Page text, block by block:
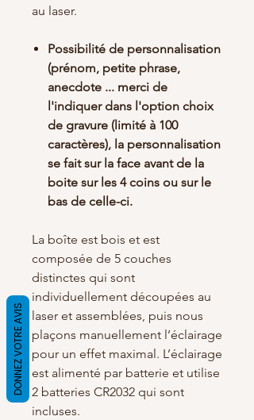
au laser.
Possibilité de personnalisation
(prénom, petite phrase,
anecdote ... merci de
l'indiquer dans l'option choix
de gravure (limité à 100
caractères), la personnalisation
se fait sur la face avant de la
boite sur les 4 coins ou sur le
bas de celle-ci.
La boîte est bois et est
composée de 5 couches
distinctes qui sont
individuellement découpées au
laser et assemblées, puis nous
plaçons manuellement l’éclairage
pour un effet maximal. L’éclairage
est alimenté par batterie et utilise
2 batteries CR2032 qui sont
incluses.
DONNEZ VOTRE AVIS